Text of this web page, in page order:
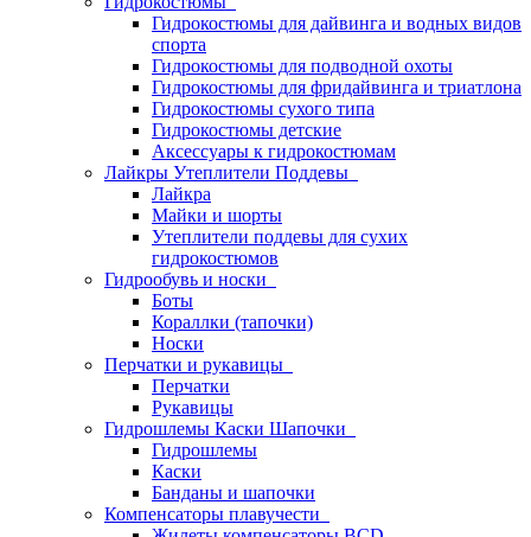
Гидрокостюмы для дайвинга и водных видов
спорта
Гидрокостюмы для подводной охоты
Гидрокостюмы для фридайвинга и триатлона
Гидрокостюмы сухого типа
Гидрокостюмы детские
Аксессуары к гидрокостюмам
Лайкры Утеплители Поддевы
Лайкра
Майки и шорты
Утеплители поддевы для сухих
гидрокостюмов
Гидрообувь и носки
Боты
Кораллки (тапочки)
Носки
Перчатки и рукавицы
Перчатки
Рукавицы
Гидрошлемы Каски Шапочки
Гидрошлемы
Каски
Банданы и шапочки
Компенсаторы плавучести